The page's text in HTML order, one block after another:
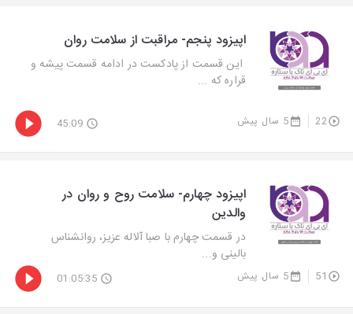
اپیزود پنجم- مراقبت از سلامت روان
این قسمت از پادکست در ادامه قسمت پیشه و
قراره که ...
22 5 سال پیش 45:09
اپیزود چهارم- سلامت‌ روح و‌ روان در
والدین
در قسمت چهارم با صبا آلاله عزیز، روانشناس
بالینی و...
51 5 سال پیش 01:05:35